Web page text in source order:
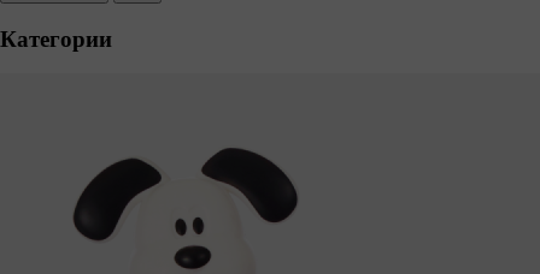
Категории